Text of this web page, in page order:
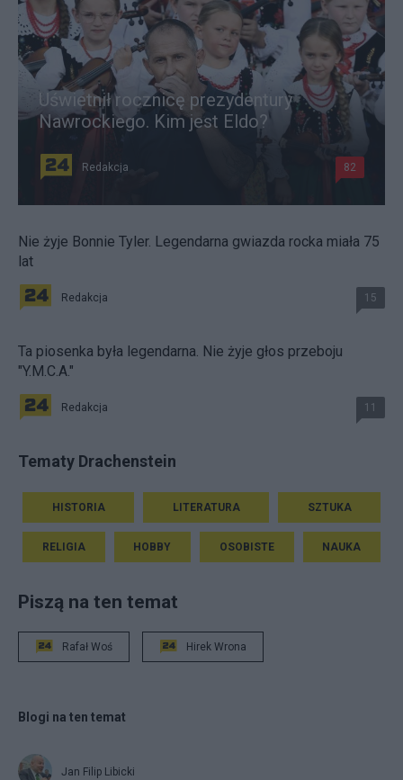
Uświetnił rocznicę prezydentury
Nawrockiego. Kim jest Eldo?
Redakcja 82
Nie żyje Bonnie Tyler. Legendarna gwiazda rocka miała 75
lat
Redakcja 15
Ta piosenka była legendarna. Nie żyje głos przeboju
"Y.M.C.A."
Redakcja 11
Tematy Drachenstein
HISTORIA LITERATURA SZTUKA
RELIGIA HOBBY OSOBISTE NAUKA
Piszą na ten temat
Rafał Woś Hirek Wrona
Blogi na ten temat
Jan Filip Libicki